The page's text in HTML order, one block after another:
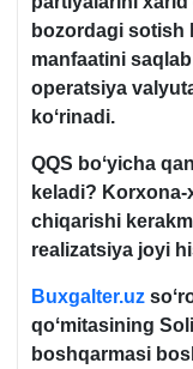
bozordagi sotish
manfaatini
operatsiya
koʻrinadi.
QQS boʻyicha
keladi?
chiqarishi
realizatsiya joyi
Buxgalter.uz
qoʻmitasining
boshqarmasi